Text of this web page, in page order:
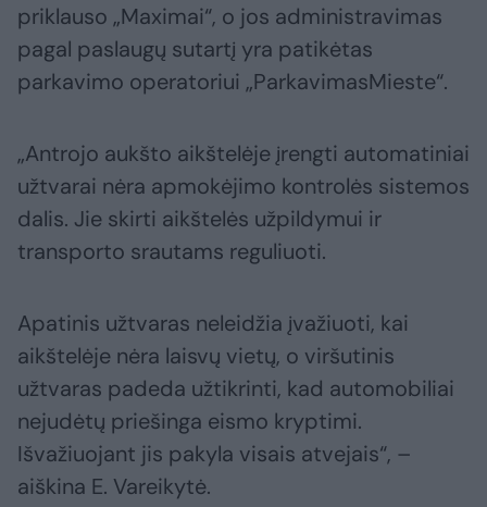
priklauso „Maximai“, o jos administravimas
pagal paslaugų sutartį yra patikėtas
parkavimo operatoriui „ParkavimasMieste“.
„Antrojo aukšto aikštelėje įrengti automatiniai
užtvarai nėra apmokėjimo kontrolės sistemos
dalis. Jie skirti aikštelės užpildymui ir
transporto srautams reguliuoti.
Apatinis užtvaras neleidžia įvažiuoti, kai
aikštelėje nėra laisvų vietų, o viršutinis
užtvaras padeda užtikrinti, kad automobiliai
nejudėtų priešinga eismo kryptimi.
Išvažiuojant jis pakyla visais atvejais“, –
aiškina E. Vareikytė.